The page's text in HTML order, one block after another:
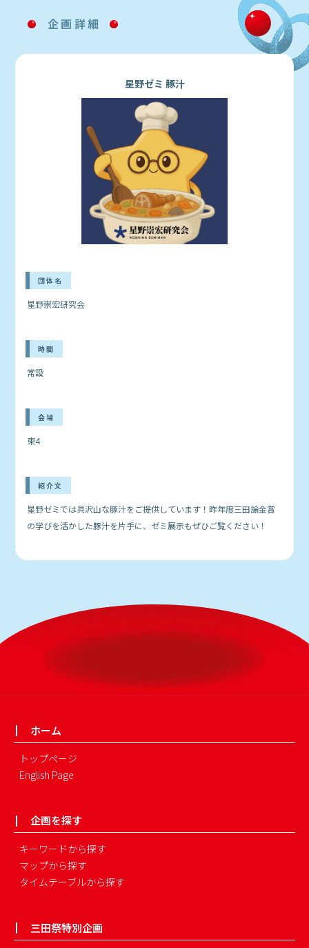
企画詳細
星野ゼミ 豚汁
団体名
星野崇宏研究会
時間
常設
会場
東4
紹介文
星野ゼミでは具沢山な豚汁をご提供しています！昨年度三田論金賞
の学びを活かした豚汁を片手に、ゼミ展示もぜひご覧ください！
ホーム
トップページ
English Page
企画を探す
キーワードから探す
マップから探す
タイムテーブルから探す
三田祭特別企画